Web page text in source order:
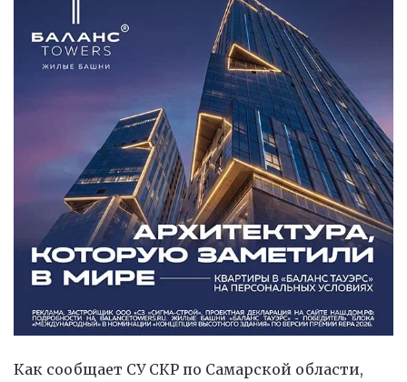
Как сообщает СУ СКР по Самарской области,